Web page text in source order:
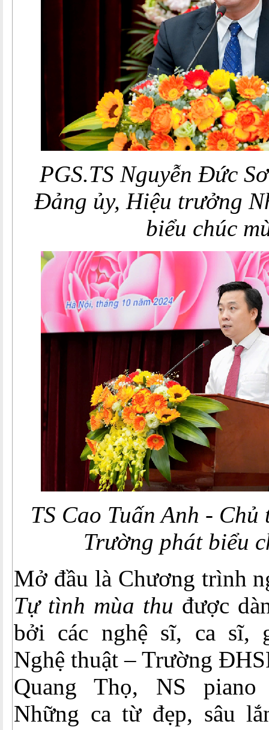
PGS.TS Nguyễn Đức
Đảng ủy, Hiệu trưởng
biểu chúc
TS Cao Tuấn Anh -
Trường phát biểu
Mở đầu là Chương trình
Tự tình mùa thu được
bởi các nghệ sĩ, ca sĩ,
Nghệ thuật – Trường
Quang Thọ, NS piano
Những ca từ đẹp, sâu